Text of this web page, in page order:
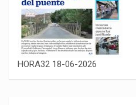
HORA32 18-06-2026